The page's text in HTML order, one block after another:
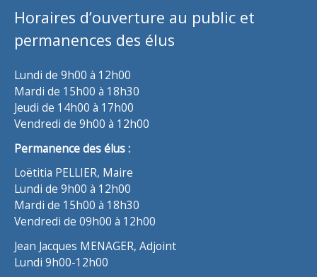
Horaires d’ouverture au public et
permanences des élus
Lundi de 9h00 à 12h00
Mardi de 15h00 à 18h30
Jeudi de 14h00 à 17h00
Vendredi de 9h00 à 12h00
Permanence des élus :
Loëtitia PELLIER, Maire
Lundi de 9h00 à 12h00
Mardi de 15h00 à 18h30
Vendredi de 09h00 à 12h00
Jean Jacques MENAGER, Adjoint
Lundi 9h00-12h00